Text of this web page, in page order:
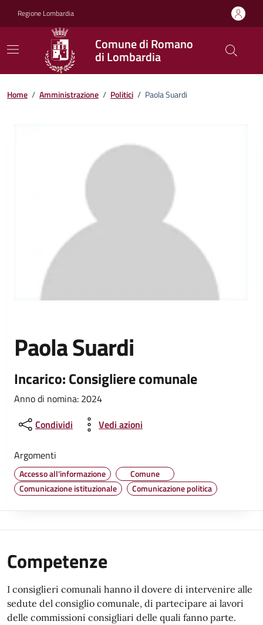
Regione Lombardia
Comune di Romano
di Lombardia
Home / Amministrazione / Politici / Paola Suardi
Paola Suardi
Incarico: Consigliere comunale
Anno di nomina: 2024
Condividi
Vedi azioni
Argomenti
Accesso all'informazione
Comune
Comunicazione istituzionale
Comunicazione politica
Competenze
I consiglieri comunali hanno il dovere di intervenire alle
sedute del consiglio comunale, di partecipare ai lavori
delle commissioni consigliari delle quali fanno parte.